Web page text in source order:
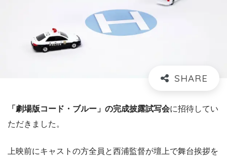
「劇場版コード・ブルー」の完成披露試写会に招待してい
ただきました。
上映前にキャストの方全員と西浦監督が壇上で舞台挨拶を